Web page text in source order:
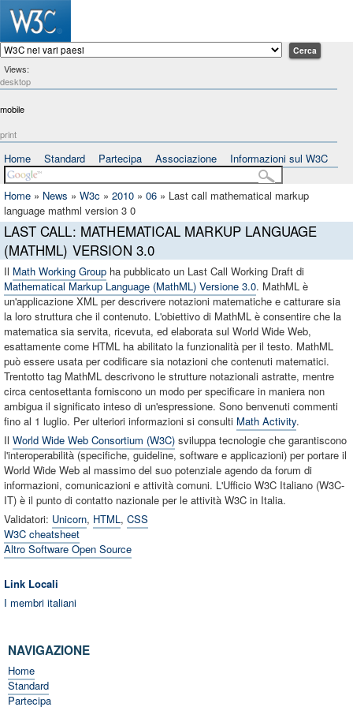
Views:
desktop
mobile
print
Home Standard Partecipa Associazione Informazioni sul W3C
Home » News » W3c » 2010 » 06 » Last call mathematical markup
language mathml version 3 0
LAST CALL: MATHEMATICAL MARKUP LANGUAGE
(MATHML) VERSION 3.0
Il Math Working Group ha pubblicato un Last Call Working Draft di
Mathematical Markup Language (MathML) Versione 3.0. MathML è
un'applicazione XML per descrivere notazioni matematiche e catturare sia
la loro struttura che il contenuto. L'obiettivo di MathML è consentire che la
matematica sia servita, ricevuta, ed elaborata sul World Wide Web,
esattamente come HTML ha abilitato la funzionalità per il testo. MathML
può essere usata per codificare sia notazioni che contenuti matematici.
Trentotto tag MathML descrivono le strutture notazionali astratte, mentre
circa centosettanta forniscono un modo per specificare in maniera non
ambigua il significato inteso di un'espressione. Sono benvenuti commenti
fino al 1 luglio. Per ulteriori informazioni si consulti Math Activity.
Il World Wide Web Consortium (W3C) sviluppa tecnologie che garantiscono
l'interoperabilità (specifiche, guideline, software e applicazioni) per portare il
World Wide Web al massimo del suo potenziale agendo da forum di
informazioni, comunicazioni e attività comuni. L'Ufficio W3C Italiano (W3C-
IT) è il punto di contatto nazionale per le attività W3C in Italia.
Validatori: Unicorn, HTML, CSS
W3C cheatsheet
Altro Software Open Source
Link Locali
I membri italiani
NAVIGAZIONE
Home
Standard
Partecipa